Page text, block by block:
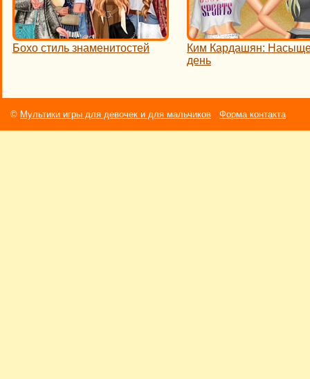
Бохо стиль знаменитостей
Ким Кардашян:
день
© Мультики игры для девочек и для мальчиков Форма контакта